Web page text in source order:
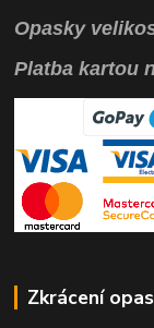
Opasky
Platba kartou
Zkrácení